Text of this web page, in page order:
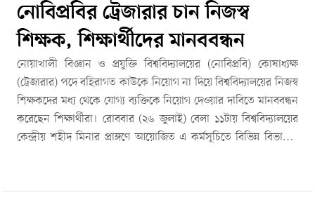
নোবিপ্রবির ট্রেজারার চান নিজস্ব
শিক্ষক, শিক্ষার্থীদের মানববন্ধন
নোয়াখালী বিজ্ঞান ও প্রযুক্তি বিশ্ববিদ্যালয়ের (নোবিপ্রবি) কোষাধ্যক্ষ
(ট্রেজারার) পদে বহিরাগত কাউকে নিয়োগ না দিয়ে বিশ্ববিদ্যালয়ের নিজস্ব
শিক্ষকদের মধ্য থেকে যোগ্য ব্যক্তিকে নিয়োগ দেওয়ার দাবিতে মানববন্ধন
করেছেন শিক্ষার্থীরা। রোববার (২৬ জুলাই) বেলা ১১টায় বিশ্ববিদ্যালয়ের
কেন্দ্রীয় শহীদ মিনার প্রাঙ্গণে আয়োজিত এ কর্মসূচিতে বিভিন্ন বিভাগের
বিশ্ববিদ্যালয়ের শিক্ষকরা প্রার্থী হতে পারেন। তবে নিজেদের